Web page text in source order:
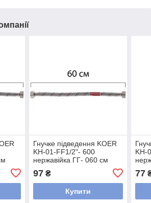
Гнучке підведення KOER
KH-01-FF1/2"- 600
нержавійка ГГ- 060 см
97₴
Купити
KH-
77